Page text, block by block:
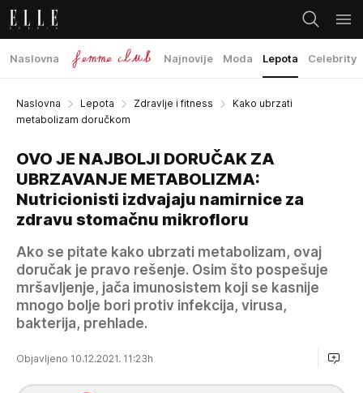
Naslovna Najnovije Moda Lepota Celebrity
Naslovna Lepota Zdravlje i fitness
Kako ubrzati
metabolizam doručkom
OVO JE NAJBOLJI DORUČAK ZA
UBRZAVANJE METABOLIZMA:
Nutricionisti izdvajaju namirnice za
zdravu stomačnu mikrofloru
Ako se pitate kako ubrzati metabolizam, ovaj
doručak je pravo rešenje. Osim što pospešuje
mršavljenje, jača imunosistem koji se kasnije
mnogo bolje bori protiv infekcija, virusa,
bakterija, prehlade.
Objavljeno 10.12.2021. 11:23h